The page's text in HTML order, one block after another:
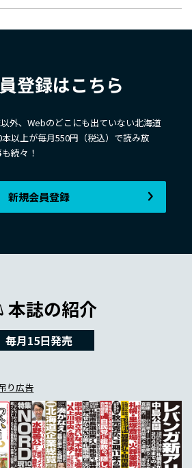
登録はこちら
外、Webのどこにも出ていない北海道
以上が毎月550円（税込）で読み放
続々！
新規会員登録
本誌の紹介
毎月15日発売
り広告